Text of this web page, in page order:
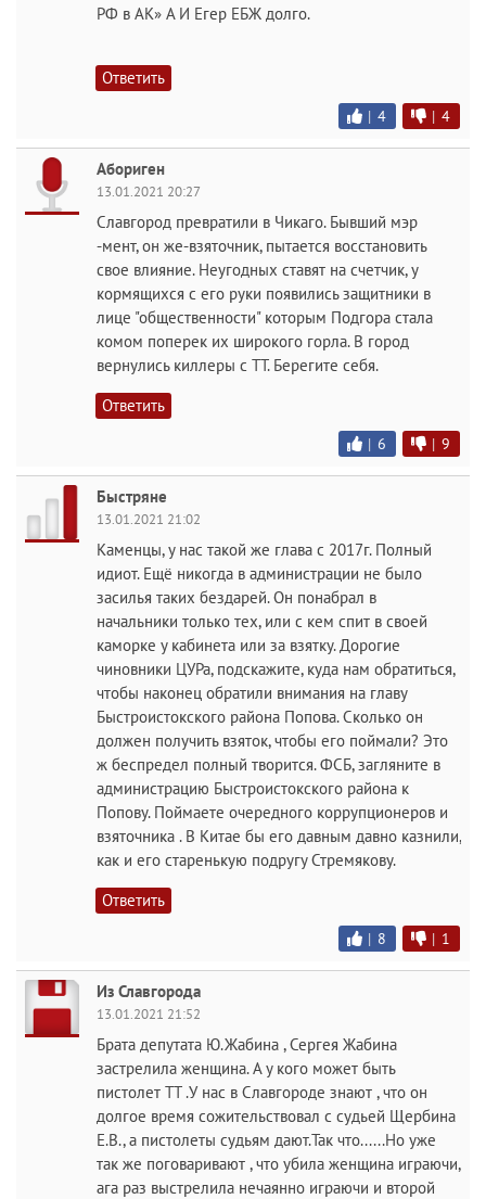
РФ в АК» А И Егер ЕБЖ долго.
Ответить
| 4 | 4
Абориген
13.01.2021 20:27
Славгород превратили в Чикаго. Бывший мэр
-мент, он же-взяточник, пытается восстановить
свое влияние. Неугодных ставят на счетчик, у
кормящихся с его руки появились защитники в
лице "общественности" которым Подгора стала
комом поперек их широкого горла. В город
вернулись киллеры с ТТ. Берегите себя.
Ответить
| 6 | 9
Быстряне
13.01.2021 21:02
Каменцы, у нас такой же глава с 2017г. Полный
идиот. Ещё никогда в администрации не было
засилья таких бездарей. Он понабрал в
начальники только тех, или с кем спит в своей
каморке у кабинета или за взятку. Дорогие
чиновники ЦУРа, подскажите, куда нам обратиться,
чтобы наконец обратили внимания на главу
Быстроистокского района Попова. Сколько он
должен получить взяток, чтобы его поймали? Это
ж беспредел полный творится. ФСБ, загляните в
администрацию Быстроистокского района к
Попову. Поймаете очередного коррупционеров и
взяточника . В Китае бы его давным давно казнили,
как и его старенькую подругу Стремякову.
Ответить
| 8 | 1
Из Славгорода
13.01.2021 21:52
Брата депутата Ю.Жабина , Сергея Жабина
застрелила женщина. А у кого может быть
пистолет ТТ .У нас в Славгороде знают , что он
долгое время сожительствовал с судьей Щербина
Е.В., а пистолеты судьям дают.Так что......Но уже
так же поговаривают , что убила женщина играючи,
ага раз выстрелила нечаянно играючи и второй